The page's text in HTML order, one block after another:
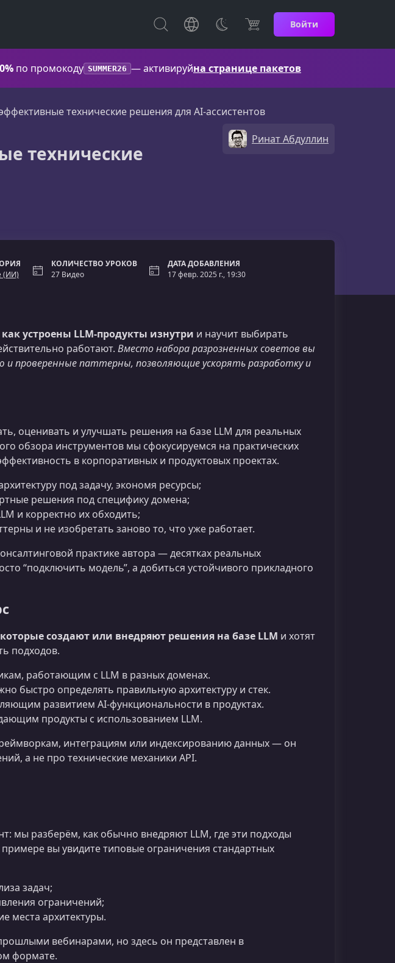
Войти
по промокоду SUMMER26 — активируйна странице пакетов
технические решения для AI-ассистентов
технические
Ринат Абдуллин
(ИИ)
КОЛИЧЕСТВО УРОКОВ
27 Видео
ДАТА ДОБАВЛЕНИЯ
17 февр. 2025 г., 19:30
устроены LLM-продукты изнутри и научит выбирать
работают. Вместо набора разрозненных советов вы
проверенные паттерны, позволяющие ускорять разработку и
оценивать и улучшать решения на базе LLM для реальных
обзора инструментов мы сфокусируемся на практических
в корпоративных и продуктовых проектах.
под задачу, экономя ресурсы;
решения под специфику домена;
и корректно их обходить;
и не изобретать заново то, что уже работает.
практике автора — десятках реальных
“подключить модель”, а добиться устойчивого прикладного
создают или внедряют решения на базе LLM и хотят
подходов.
работающим с LLM в разных доменах.
быстро определять правильную архитектуру и стек.
развитием AI‑функциональности в продуктах.
продукты с использованием LLM.
интеграциям или индексированию данных — он
а не про технические механики API.
мы разберём, как обычно внедряют LLM, где эти подходы
вы увидите типовые ограничения стандартных
задач;
ограничений;
места архитектуры.
вебинарами, но здесь он представлен в
формате.